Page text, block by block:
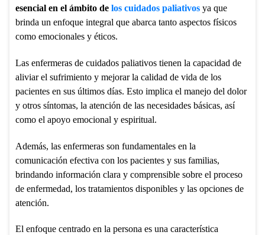
esencial en el ámbito delos cuidados paliativosya que
brinda un enfoque integral que abarca tanto aspectos físicos
como emocionales y éticos.
Las enfermeras de cuidados paliativos tienen la capacidad de
aliviar el sufrimiento y mejorar la calidad de vida de los
pacientes en sus últimos días. Esto implica el manejo del dolor
y otros síntomas, la atención de las necesidades básicas, así
como el apoyo emocional y espiritual.
Además, las enfermeras son fundamentales en la
comunicación efectiva con los pacientes y sus familias,
brindando información clara y comprensible sobre el proceso
de enfermedad, los tratamientos disponibles y las opciones de
atención.
El enfoque centrado en la persona es una característica